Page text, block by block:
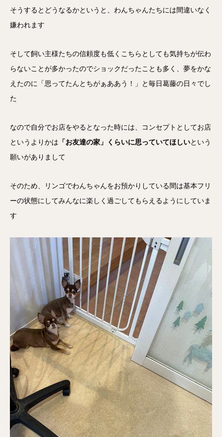
そうするとどうなるかというと、わんちゃんたちには間違いなく
嫌われます
そして飼い主様たちの信頼度も低くこちらとしても気持ちが伝わ
らないことが多かったのでショックだったことも多く、夢をかな
えたのに「思ってたんとちがぁああう！」と毎日葛藤の日々でし
た
なので自分でお店をやるとなった時には、コンセプトとしてお店
というよりかは 「お友達の家」くらいに思っていてほしいという
願いがありまして
そのため、リンゴでわんちゃんをお預かりしている間は基本フリ
ーの状態にしてみんなに楽しく過ごしてもらえるようにしていま
す